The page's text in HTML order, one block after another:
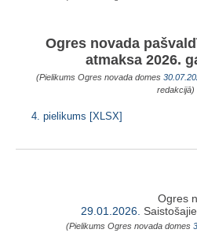
Ogres novada
atmaksa 2026.
(Pielikums Ogres novada domes
redakcijā)
4. pielikums [XLSX]
Ogres
29.01.2026.
(Pielikums Ogres novada domes